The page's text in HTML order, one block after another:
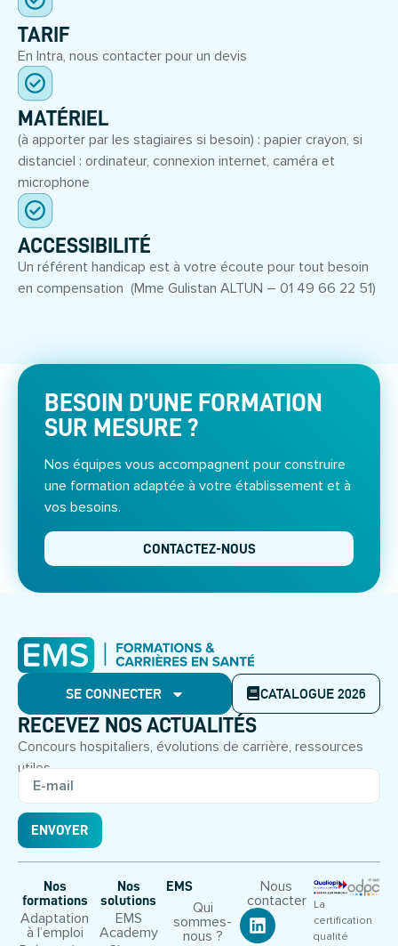
TARIF
En Intra, nous contacter pour un devis
MATÉRIEL
(à apporter par les stagiaires si besoin) : papier crayon, si
distanciel : ordinateur, connexion internet, caméra et
microphone
ACCESSIBILITÉ
Un référent handicap est à votre écoute pour tout besoin
en compensation (Mme Gulistan ALTUN – 01 49 66 22 51)
BESOIN D’UNE FORMATION
SUR MESURE ?
Nos équipes vous accompagnent pour construire
une formation adaptée à votre établissement et à
vos besoins.
CONTACTEZ-NOUS
SE CONNECTER CATALOGUE 2026
RECEVEZ NOS ACTUALITÉS
Concours hospitaliers, évolutions de carrière, ressources
utiles.
ENVOYER
Nos
formations
Adaptation
à l’emploi
Nos
solutions
EMS
Academy
EMS
Qui
sommes-
nous ?
Nous
contacter
La
certification
qualité